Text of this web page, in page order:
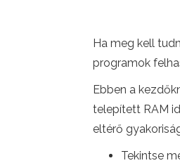
Ha meg kell
programok
Ebben a
telepített RAM
eltérő
Tekintse